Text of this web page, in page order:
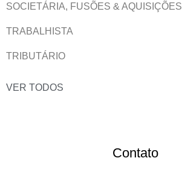
SOCIETÁRIA, FUSÕES & AQUISIÇÕES
TRABALHISTA
TRIBUTÁRIO
VER TODOS
Contato